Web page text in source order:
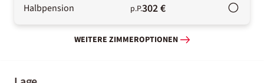
Halbpension p.P.302 €
WEITERE ZIMMEROPTIONEN